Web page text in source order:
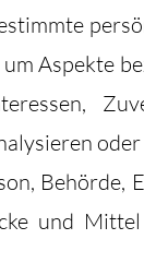
Aspekte
Behörde,
und